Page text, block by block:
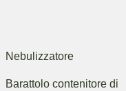
Nebulizzatore
Barattolo contenitore di